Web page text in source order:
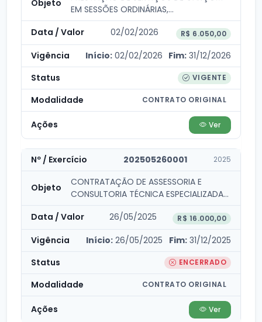
EM SESSÕES ORDINÁRIAS,
EXTRAORDINÁRIAS E SOLENES
REALIZADAS...02/02/2026 R$ 6.050,00
Início:02/02/2026 Fim: 31/12/2026
VIGENTE
CONTRATO ORIGINAL
Ver
202505260001 2025
CONTRATAÇÃO DE ASSESSORIA E
CONSULTORIA TÉCNICA ESPECIALIZADA
26/05/2025
R$ 16.000,00
Início:26/05/2025 Fim: 31/12/2025
ENCERRADO
CONTRATO ORIGINAL
Ver